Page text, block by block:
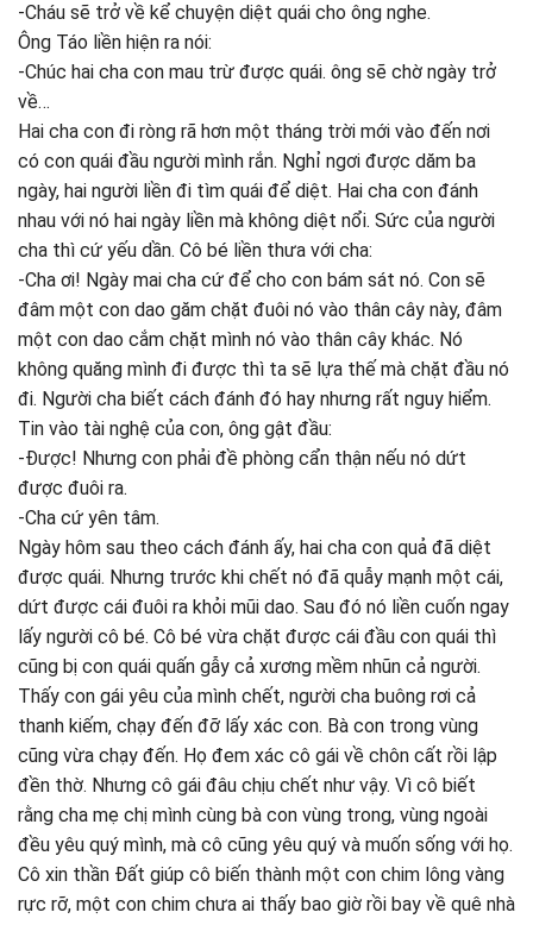
-Cháu sẽ trở về kể chuyện diệt quái cho ông nghe.
Ông Táo liền hiện ra nói:
-Chúc hai cha con mau trừ được quái. ông sẽ chờ ngày trở
về…
Hai cha con đi ròng rã hơn một tháng trời mới vào đến nơi
có con quái đầu người mình rắn. Nghỉ ngơi được dăm ba
ngày, hai người liền đi tìm quái để diệt. Hai cha con đánh
nhau với nó hai ngày liền mà không diệt nổi. Sức của người
cha thì cứ yếu dần. Cô bé liền thưa với cha:
-Cha ơi! Ngày mai cha cứ để cho con bám sát nó. Con sẽ
đâm một con dao găm chặt đuôi nó vào thân cây này, đâm
một con dao cắm chặt mình nó vào thân cây khác. Nó
không quăng mình đi được thì ta sẽ lựa thế mà chặt đầu nó
đi. Người cha biết cách đánh đó hay nhưng rất nguy hiểm.
Tin vào tài nghệ của con, ông gật đầu:
-Được! Nhưng con phải đề phòng cẩn thận nếu nó dứt
được đuôi ra.
-Cha cứ yên tâm.
Ngày hôm sau theo cách đánh ấy, hai cha con quả đã diệt
được quái. Nhưng trước khi chết nó đã quẫy mạnh một cái,
dứt được cái đuôi ra khỏi mũi dao. Sau đó nó liền cuốn ngay
lấy người cô bé. Cô bé vừa chặt được cái đầu con quái thì
cũng bị con quái quấn gẫy cả xương mềm nhũn cả người.
Thấy con gái yêu của mình chết, người cha buông rơi cả
thanh kiếm, chạy đến đỡ lấy xác con. Bà con trong vùng
cũng vừa chạy đến. Họ đem xác cô gái về chôn cất rồi lập
đền thờ. Nhưng cô gái đâu chịu chết như vậy. Vì cô biết
rằng cha mẹ chị mình cùng bà con vùng trong, vùng ngoài
đều yêu quý mình, mà cô cũng yêu quý và muốn sống với họ.
Cô xin thần Đất giúp cô biến thành một con chim lông vàng
rực rỡ, một con chim chưa ai thấy bao giờ rồi bay về quê nhà